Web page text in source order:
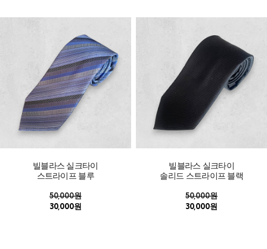
빌블라스 실크타이
스트라이프 블루
50,000원
30,000원
빌블라스 실크타이
솔리드 스트라이프 블랙
50,000원
30,000원